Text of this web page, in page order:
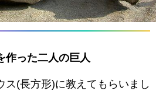
作った二人の巨人
ス(長方形)に教えてもらいまし